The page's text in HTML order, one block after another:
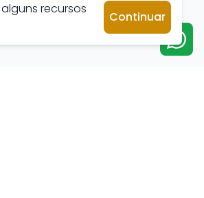
recursos
Continuar